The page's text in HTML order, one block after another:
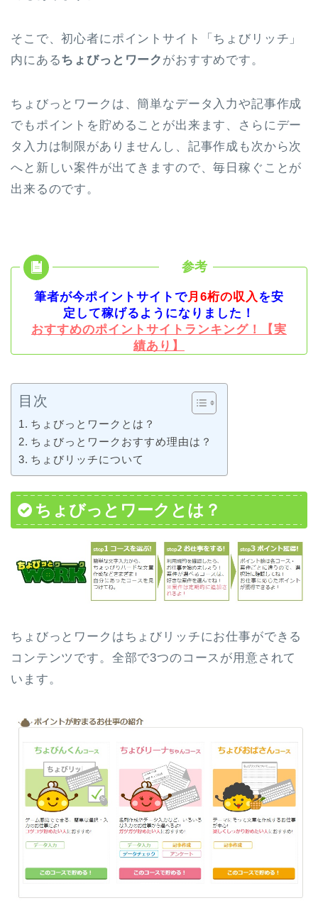
そこで、初心者にポイントサイト「ちょびリッチ」
内にあるちょびっとワーク がおすすめです。
ちょびっとワークは、簡単なデータ入力や記事作成
でもポイントを貯めることが出来ます、さらにデー
タ入力は制限がありませんし、記事作成も次から次
へと新しい案件が出てきますので、毎日稼ぐことが
出来るのです。
筆者が今ポイントサイトで月6桁の収入 を安
定して稼げるようになりました！
おすすめのポイントサイトランキング！【実
績あり】
目次
ちょびっとワークとは？
ちょびっとワークおすすめ理由は？
ちょびリッチについて
ちょびっとワークとは？
ちょびっとワークはちょびリッチにお仕事ができる
コンテンツです。全部で3つのコースが用意されて
います。